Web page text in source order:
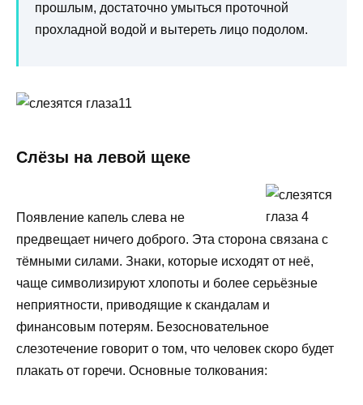
прошлым, достаточно умыться проточной
прохладной водой и вытереть лицо подолом.
Слёзы на левой щеке
Появление капель слева не
предвещает ничего доброго. Эта сторона связана с
тёмными силами. Знаки, которые исходят от неё,
чаще символизируют хлопоты и более серьёзные
неприятности, приводящие к скандалам и
финансовым потерям. Безосновательное
слезотечение говорит о том, что человек скоро будет
плакать от горечи. Основные толкования: